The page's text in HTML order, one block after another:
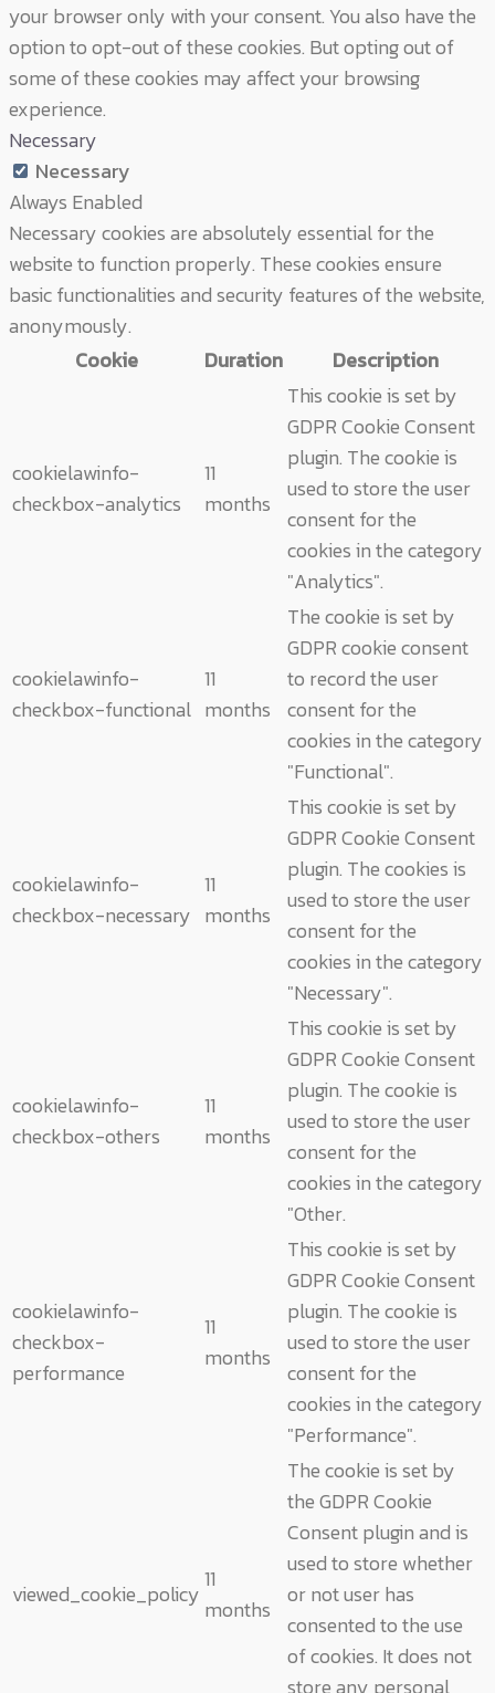
your browser only with your consent. You also have the
option to opt-out of these cookies. But opting out of
some of these cookies may affect your browsing
experience.
Necessary
Necessary
Always Enabled
Necessary cookies are absolutely essential for the
website to function properly. These cookies ensure
basic functionalities and security features of the website,
anonymously.
Cookie
Duration Description
cookielawinfo-
checkbox-analytics
11
months
This cookie is set by
GDPR Cookie Consent
plugin. The cookie is
used to store the user
consent for the
cookies in the category
"Analytics".
cookielawinfo-
checkbox-functional
11
months
The cookie is set by
GDPR cookie consent
to record the user
consent for the
cookies in the category
"Functional".
cookielawinfo-
checkbox-necessary
11
months
This cookie is set by
GDPR Cookie Consent
plugin. The cookies is
used to store the user
consent for the
cookies in the category
"Necessary".
cookielawinfo-
checkbox-others
11
months
This cookie is set by
GDPR Cookie Consent
plugin. The cookie is
used to store the user
consent for the
cookies in the category
"Other.
cookielawinfo-
checkbox-
performance
11
months
This cookie is set by
GDPR Cookie Consent
plugin. The cookie is
used to store the user
consent for the
cookies in the category
"Performance".
viewed_cookie_policy
11
months
The cookie is set by
the GDPR Cookie
Consent plugin and is
used to store whether
or not user has
consented to the use
of cookies. It does not